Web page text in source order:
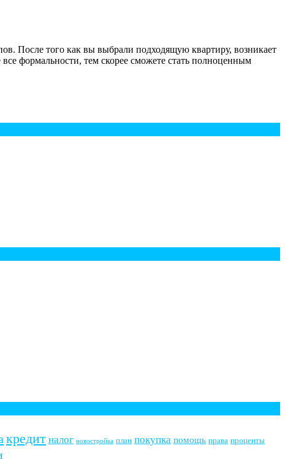
После того как вы выбрали подходящую квартиру, возникает
формальности, тем скорее сможете стать полноценным
кредит налог новостройка план покупка помощь права проценты